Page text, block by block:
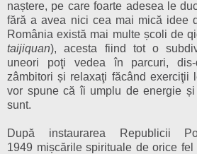
naștere, pe care foarte adesea le
fără a avea nici cea mai mică idee
România există mai multe școli de
taijiquan), acesta fiind tot o
uneori poţi vedea în parcuri, dis-
zâmbitori și relaxaţi făcând exerciţii
vor spune că îi umplu de energie
sunt.
După instaurarea Republicii
1949 mișcările spirituale de orice